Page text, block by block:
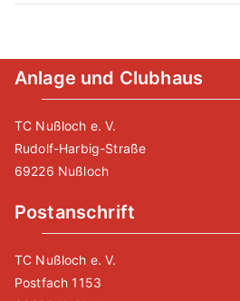
Anlage und Clubhaus
TC Nußloch e. V.
Rudolf-Harbig-Straße
69226 Nußloch
Postanschrift
TC Nußloch e. V.
Postfach 1153